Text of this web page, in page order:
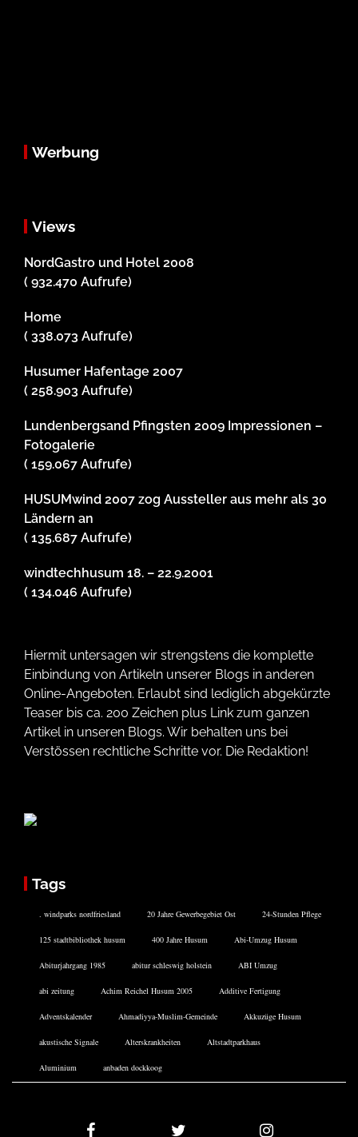
Werbung
Views
NordGastro und Hotel 2008
( 932.470 Aufrufe)
Home
( 338.073 Aufrufe)
Husumer Hafentage 2007
( 258.903 Aufrufe)
Lundenbergsand Pfingsten 2009 Impressionen –
Fotogalerie
( 159.067 Aufrufe)
HUSUMwind 2007 zog Aussteller aus mehr als 30
Ländern an
( 135.687 Aufrufe)
windtechhusum 18. – 22.9.2001
( 134.046 Aufrufe)
Hiermit untersagen wir strengstens die komplette
Einbindung von Artikeln unserer Blogs in anderen
Online-Angeboten. Erlaubt sind lediglich abgekürzte
Teaser bis ca. 200 Zeichen plus Link zum ganzen
Artikel in unseren Blogs. Wir behalten uns bei
Verstössen rechtliche Schritte vor. Die Redaktion!
Tags
. windparks nordfriesland 20 Jahre Gewerbegebiet Ost 24-Stunden Pflege
125 stadtbibliothek husum 400 Jahre Husum Abi-Umzug Husum
Abiturjahrgang 1985 abitur schleswig holstein ABI Umzug
abi zeitung Achim Reichel Husum 2005 Additive Fertigung
Adventskalender Ahmadiyya-Muslim-Gemeinde Akkuzüge Husum
akustische Signale Alterskrankheiten Altstadtparkhaus
Aluminium anbaden dockkoog